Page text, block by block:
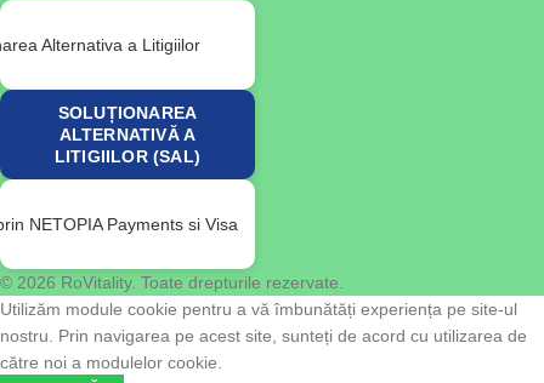
SOLUȚIONAREA
ALTERNATIVĂ A
LITIGIILOR (SAL)
© 2026 RoVitality. Toate drepturile rezervate.
Utilizăm module cookie pentru a vă îmbunătăți experiența pe site-ul
nostru. Prin navigarea pe acest site, sunteți de acord cu utilizarea de
către noi a modulelor cookie.